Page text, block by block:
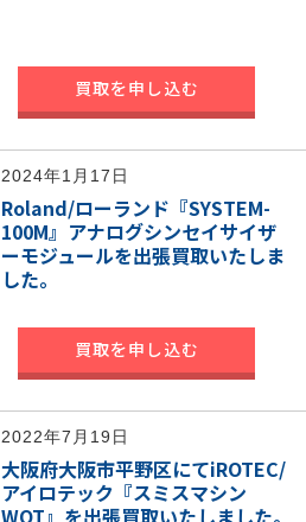
買取を申し込む
2024年1月17日
Roland/ローランド『SYSTEM-
100M』アナログシンセイサイザ
ーモジュールを出張買取いたしま
した。
買取を申し込む
2022年7月19日
大阪府大阪市平野区にてiROTEC/
アイロテック『スミスマシン
WOT』を出張買取いたしました。